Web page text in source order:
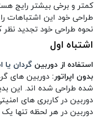
کمتر و برخی بیشتر رایج
طراحی خود این اشتباهات
نحوه طراحی خود تجدید نظر
اشتباه اول
استفاده از دوربین گردان یا
بدون اپراتور: دوربین های
شده طراحی شده اند. این
دوربین در کاربری های
دوربین در هر لحظه تنها